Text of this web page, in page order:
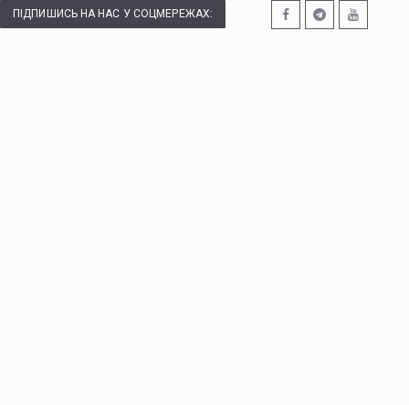
ПІДПИШИСЬ НА НАС У СОЦМЕРЕЖАХ: